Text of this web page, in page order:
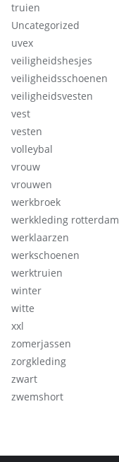
truien
Uncategorized
uvex
veiligheidshesjes
veiligheidsschoenen
veiligheidsvesten
vest
vesten
volleybal
vrouw
vrouwen
werkbroek
werkkleding rotterdam
werklaarzen
werkschoenen
werktruien
winter
witte
xxl
zomerjassen
zorgkleding
zwart
zwemshort